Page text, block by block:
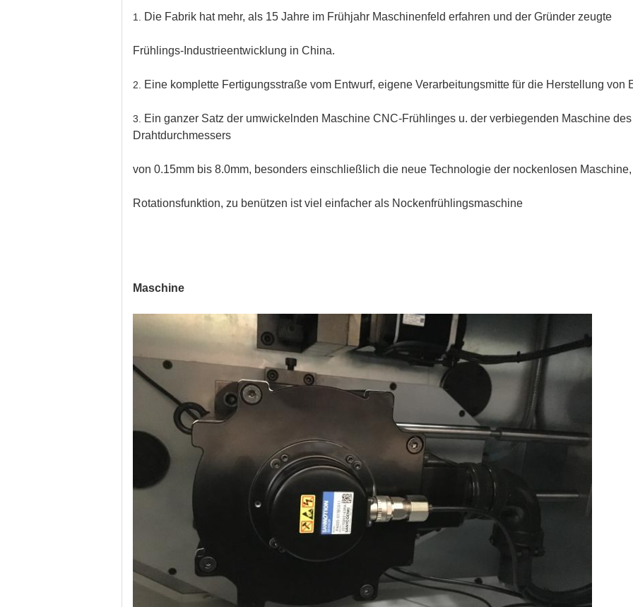
1. Die Fabrik hat mehr, als 15 Jahre im Frühjahr Maschinenfeld erfahren und der Gründer zeugte
Frühlings-Industrieentwicklung in China.
2. Eine komplette Fertigungsstraße vom Entwurf, eigene Verarbeitungsmitte für die Herstellung von
3.
Ein ganzer Satz der umwickelnden Maschine CNC-Frühlinges u. der verbiegenden Maschine
Drahtdurchmessers
von 0.15mm bis 8.0mm, besonders einschließlich die neue Technologie der nockenlosen
Rotationsfunktion, zu benützen ist viel einfacher als Nockenfrühlingsmaschine
Maschine